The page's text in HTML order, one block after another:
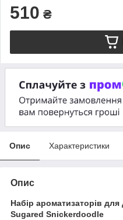
510 ₴
Опис Характеристики
Опис
Набір ароматизаторів
Sugared Snickerdoodle